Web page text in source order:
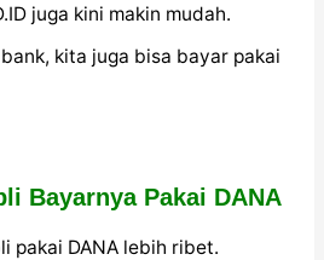
juga kini makin mudah.
kita juga bisa bayar pakai
Bayarnya Pakai DANA
pakai DANA lebih ribet.